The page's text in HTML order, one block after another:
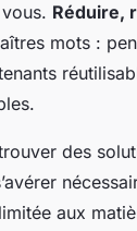
Réduire,
mots :
des
aux